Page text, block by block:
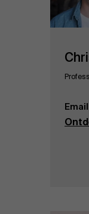
Email